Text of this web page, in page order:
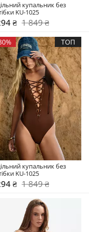
купальник без
KU-1025
₴ 1 849 ₴
ТОП
купальник без
KU-1025
₴ 1 849 ₴